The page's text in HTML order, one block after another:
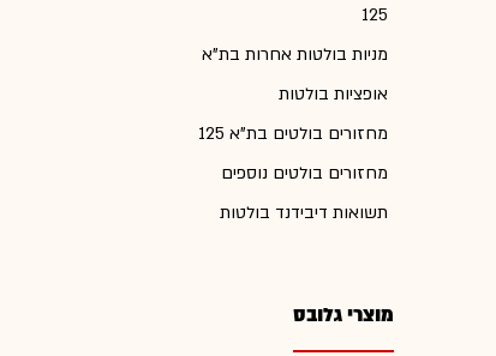
125
מניות בולטות אחרות בת"א
אופציות בולטות
מחזורים בולטים בת"א 125
מחזורים בולטים נוספים
תשואות דיבידנד בולטות
מוצרי גלובס